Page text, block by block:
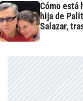
Cómo está
hija de
Salazar,